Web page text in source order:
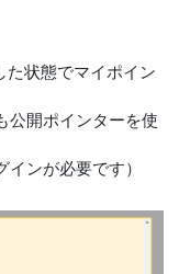
た状態でマイポイン
公開ポインターを使
インが必要です）